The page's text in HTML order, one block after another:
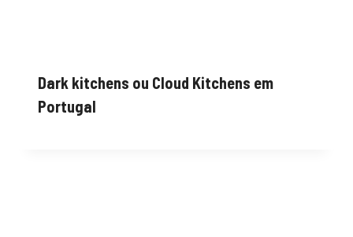
Dark kitchens ou Cloud Kitchens em
Portugal